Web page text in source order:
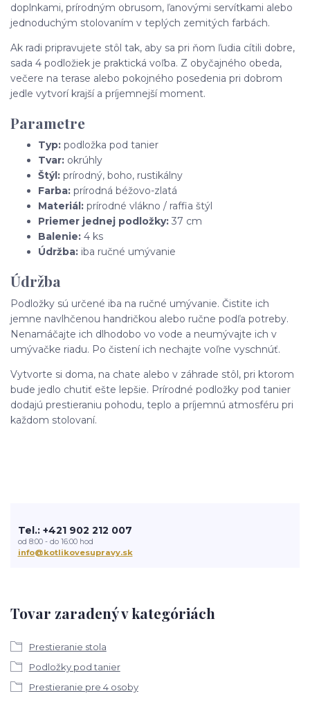
doplnkami, prírodným obrusom, ľanovými servítkami alebo
jednoduchým stolovaním v teplých zemitých farbách.
Ak radi pripravujete stôl tak, aby sa pri ňom ľudia cítili dobre,
sada 4 podložiek je praktická voľba. Z obyčajného obeda,
večere na terase alebo pokojného posedenia pri dobrom
jedle vytvorí krajší a príjemnejší moment.
Parametre
Typ: podložka pod tanier
Tvar: okrúhly
Štýl: prírodný, boho, rustikálny
Farba: prírodná béžovo-zlatá
Materiál: prírodné vlákno / raffia štýl
Priemer jednej podložky: 37 cm
Balenie: 4 ks
Údržba: iba ručné umývanie
Údržba
Podložky sú určené iba na ručné umývanie. Čistite ich
jemne navlhčenou handričkou alebo ručne podľa potreby.
Nenamáčajte ich dlhodobo vo vode a neumývajte ich v
umývačke riadu. Po čistení ich nechajte voľne vyschnúť.
Vytvorte si doma, na chate alebo v záhrade stôl, pri ktorom
bude jedlo chutiť ešte lepšie. Prírodné podložky pod tanier
dodajú prestieraniu pohodu, teplo a príjemnú atmosféru pri
každom stolovaní.
Tovar zaradený v kategóriách
Prestieranie stola
Podložky pod tanier
Prestieranie pre 4 osoby
Tel.: +421 902 212 007
od 8:00 - do 16:00 hod
info@kotlikovesupravy.sk